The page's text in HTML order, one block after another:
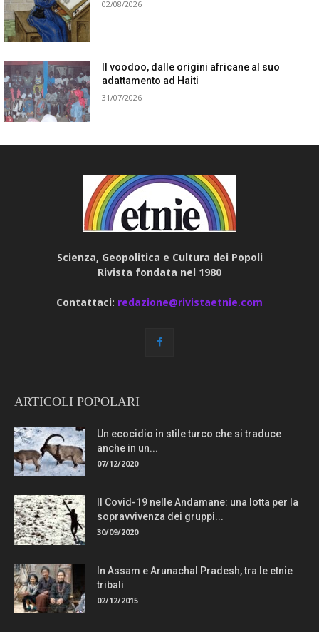
02/08/2026
Il voodoo, dalle origini africane al suo
adattamento ad Haiti
31/07/2026
Scienza, Geopolitica e Cultura dei Popoli
Rivista fondata nel 1980
Contattaci: redazione@rivistaetnie.com
ARTICOLI POPOLARI
Un ecocidio in stile turco che si traduce
anche in un...
07/12/2020
Il Covid-19 nelle Andamane: una lotta per la
sopravvivenza dei gruppi...
30/09/2020
In Assam e Arunachal Pradesh, tra le etnie
tribali
02/12/2015